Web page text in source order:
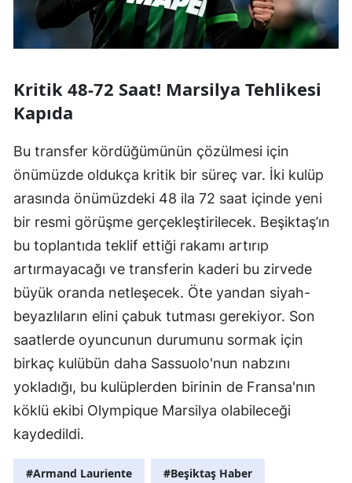
Kritik 48-72 Saat! Marsilya Tehlikesi
Kapıda
Bu transfer kördüğümünün çözülmesi için
önümüzde oldukça kritik bir süreç var. İki kulüp
arasında önümüzdeki 48 ila 72 saat içinde yeni
bir resmi görüşme gerçekleştirilecek. Beşiktaş’ın
bu toplantıda teklif ettiği rakamı artırıp
artırmayacağı ve transferin kaderi bu zirvede
büyük oranda netleşecek. Öte yandan siyah-
beyazlıların elini çabuk tutması gerekiyor. Son
saatlerde oyuncunun durumunu sormak için
birkaç kulübün daha Sassuolo'nun nabzını
yokladığı, bu kulüplerden birinin de Fransa'nın
köklü ekibi Olympique Marsilya olabileceği
kaydedildi.
#Armand Lauriente #Beşiktaş Haber